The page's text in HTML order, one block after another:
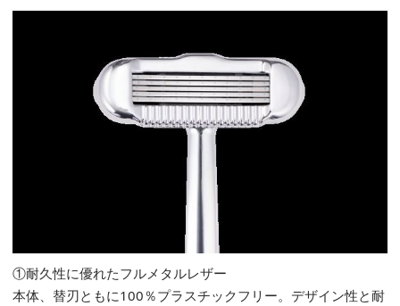
①耐久性に優れたフルメタルレザー
本体、替刃ともに100％プラスチックフリー。デザイン性と耐